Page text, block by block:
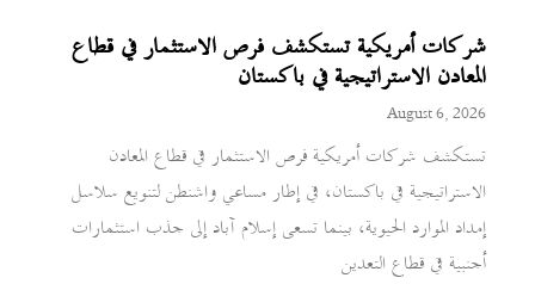
شركات أمريكية تستكشف فرص الاستثمار في قطاع
المعادن الاستراتيجية في باكستان
August 6, 2026
تستكشف شركات أمريكية فرص الاستثمار في قطاع المعادن
الاستراتيجية في باكستان، في إطار مساعي واشنطن لتنويع سلاسل
إمداد الموارد الحيوية، بينما تسعى إسلام آباد إلى جذب استثمارات
أجنبية في قطاع التعدين